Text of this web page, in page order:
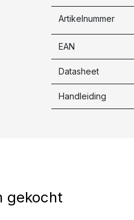
Artikelnummer
EAN
Datasheet
Handleiding
gekocht